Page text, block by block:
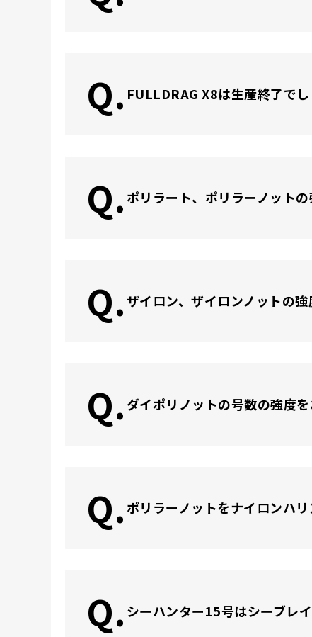
Q. FULLDRAG X8は生産終了でし
Q. ポリラート、ポリラーノットの
Q.ザイロン、ザイロンノットの強
Q. ダイポリノットの号数の強度を
Q. ポリラーノットをナイロンハ
Q. シーハンター15号はシーブレ